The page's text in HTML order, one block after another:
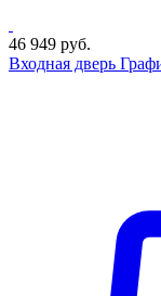
46 949 руб.
Входная дверь